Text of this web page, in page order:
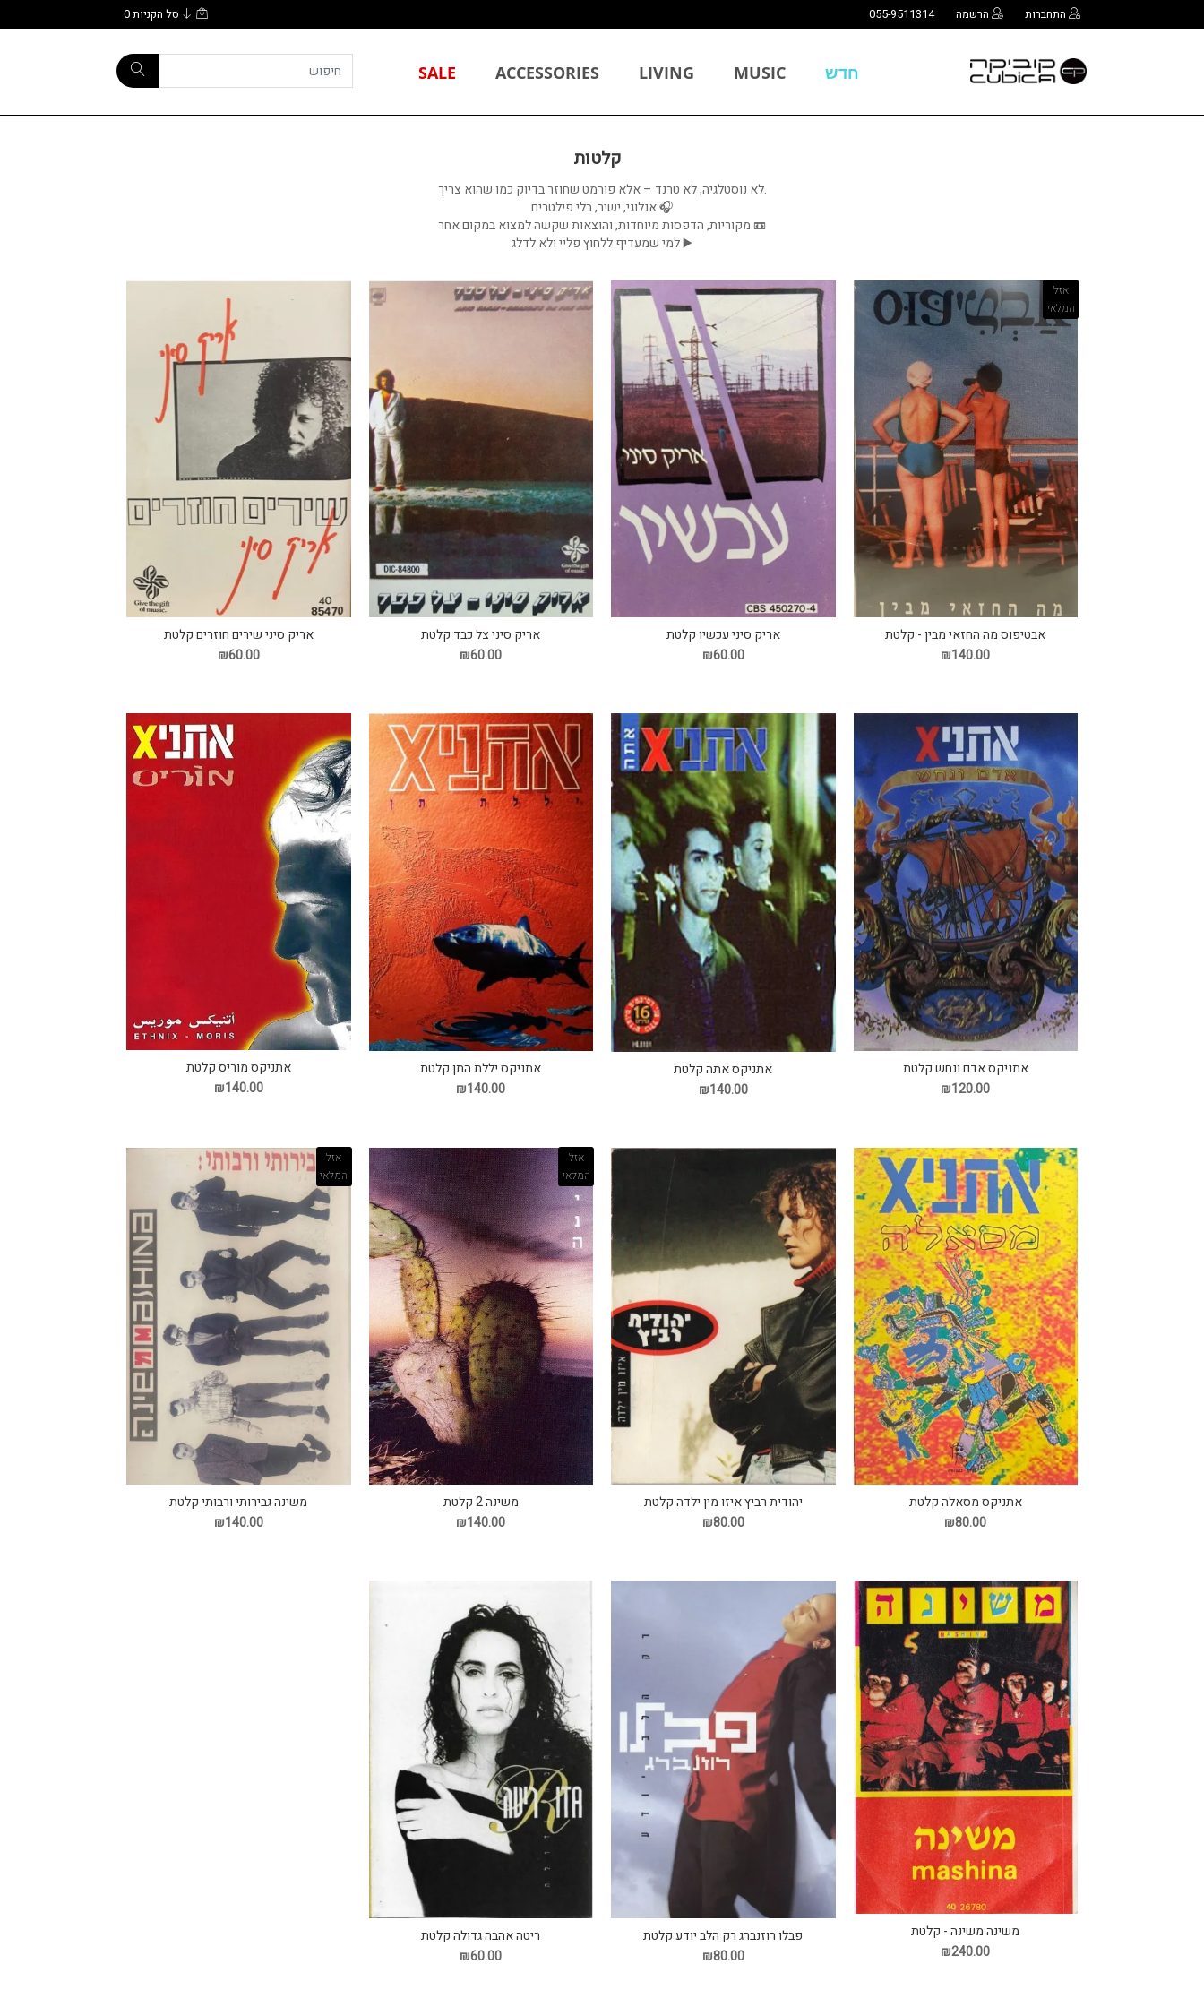
התחברות הרשמה 055-9511314 סל הקניות0
חדש MUSIC
LIVING
ACCESSORIES
SALE
קלטות
.לא נוסטלגיה, לא טרנד – אלא פורמט שחוזר בדיוק כמו שהוא צריך
🎧 אנלוגי, ישיר, בלי פילטרים
📼 מקוריות, הדפסות מיוחדות, והוצאות שקשה למצוא במקום אחר
▶️ למי שמעדיף ללחוץ פליי ולא לדלג
אזל
המלאי
אבטיפוס מה החזאי מבין - קלטת
₪140.00
אריק סיני עכשיו קלטת
₪60.00
אריק סיני צל כבד קלטת
₪60.00
אריק סיני שירים חוזרים קלטת
₪60.00
אתניקס אדם ונחש קלטת
₪120.00
אתניקס אתה קלטת
₪140.00
אתניקס יללת התן קלטת
₪140.00
אתניקס מוריס קלטת
₪140.00
אתניקס מסאלה קלטת
₪80.00
יהודית רביץ איזו מין ילדה קלטת
₪80.00
אזל
המלאי
משינה 2 קלטת
₪140.00
אזל
המלאי
משינה גבירותי ורבותי קלטת
₪140.00
משינה משינה - קלטת
₪240.00
פבלו רוזנברג רק הלב יודע קלטת
₪80.00
ריטה אהבה גדולה קלטת
₪60.00